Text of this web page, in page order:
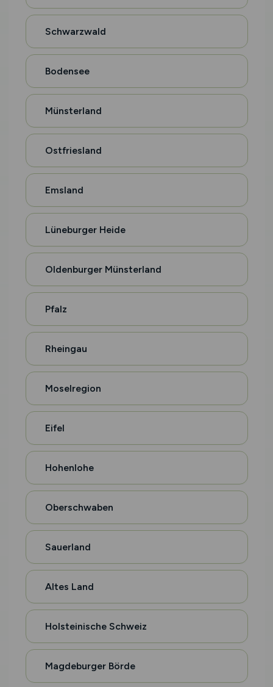
Schwarzwald
Bodensee
Münsterland
Ostfriesland
Emsland
Lüneburger Heide
Oldenburger Münsterland
Pfalz
Rheingau
Moselregion
Eifel
Hohenlohe
Oberschwaben
Sauerland
Altes Land
Holsteinische Schweiz
Magdeburger Börde